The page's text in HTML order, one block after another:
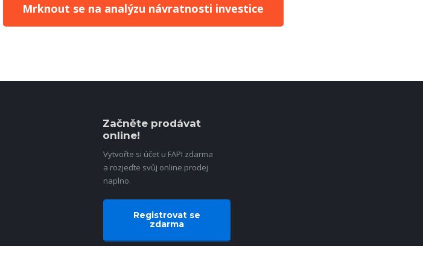
Mrknout se na analýzu návratnosti investice
Začněte prodávat
online!
Vytvořte si účet u FAPI zdarma
a rozjeďte svůj online prodej
naplno.
Registrovat se
zdarma